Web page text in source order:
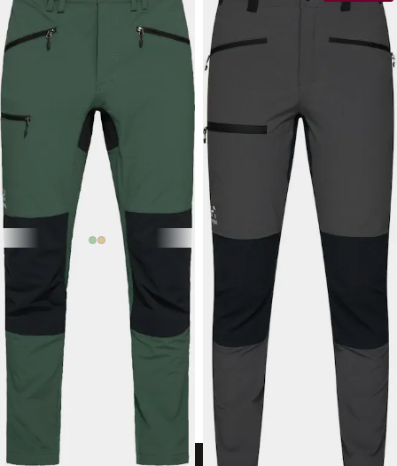
HAGLÖFS
Mid Slim
Miesten kestävät
retkeilyhousut, slim fit -malli.
Monikäyttöinen valinta!
64,90 €
HAGLÖFS
Women's Mid Slim Pant
Short
Slim fit -vaellushousut naisille,
materiaalina kestävä ja
joustava Climatic. Lyhyemmät
lahkeet.